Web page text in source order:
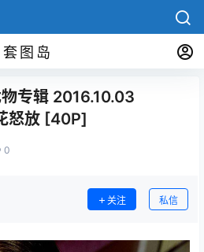
套图岛
专辑 2016.10.03
怒放 [40P]
0
关注 私信